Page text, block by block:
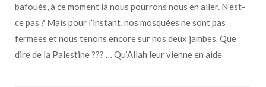
bafoués, à ce moment là nous pourrons nous en aller. N’est-
ce pas ? Mais pour l’instant, nos mosquées ne sont pas
fermées et nous tenons encore sur nos deux jambes. Que
dire de la Palestine ??? … Qu’Allah leur vienne en aide